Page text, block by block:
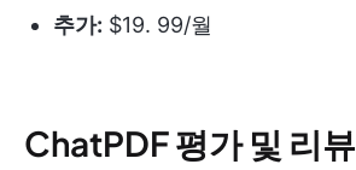
추가: $19. 99/월
ChatPDF 평가 및 리뷰